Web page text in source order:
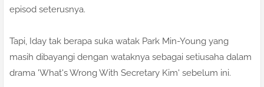
episod seterusnya.
Tapi, Iday tak berapa suka watak Park Min-Young yang
masih dibayangi dengan wataknya sebagai setiusaha dalam
drama 'What's Wrong With Secretary Kim' sebelum ini.